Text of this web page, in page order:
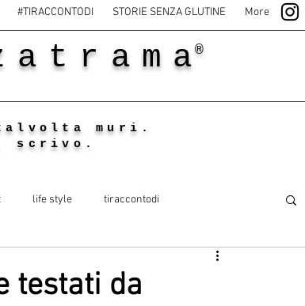
#TIRACCONTODI STORIE SENZA GLUTINE More
®
muri.
scrivo.
life style tiraccontodi
testati da